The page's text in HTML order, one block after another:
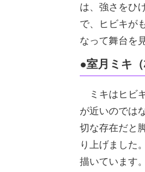
は、強さをひ
で、ヒビキが
なって舞台を
●室月ミキ（
ミキはヒビ
が近いのでは
切な存在だと
り上げました
描いています